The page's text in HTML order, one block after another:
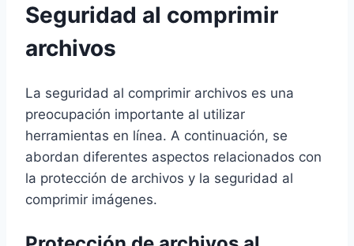
Seguridad al comprimir
archivos
La seguridad al comprimir archivos es una
preocupación importante al utilizar
herramientas en línea. A continuación, se
abordan diferentes aspectos relacionados con
la protección de archivos y la seguridad al
comprimir imágenes.